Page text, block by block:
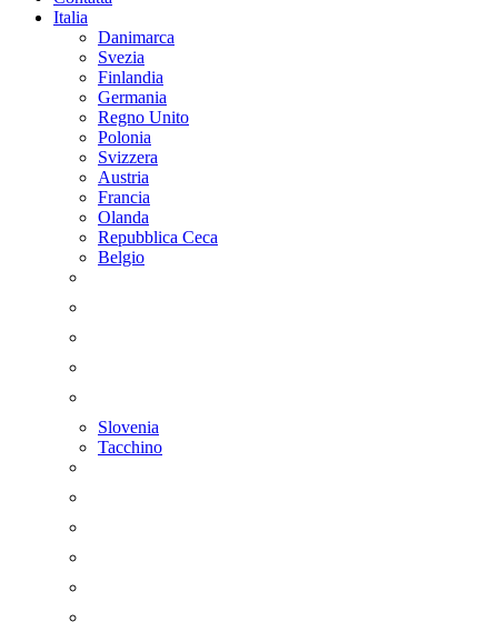
Italia
Danimarca
Svezia
Finlandia
Germania
Regno Unito
Polonia
Svizzera
Austria
Francia
Olanda
Repubblica Ceca
Belgio
Slovenia
Tacchino